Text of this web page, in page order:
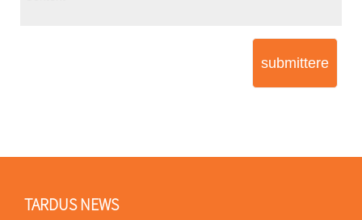
submittere
TARDUS NEWS